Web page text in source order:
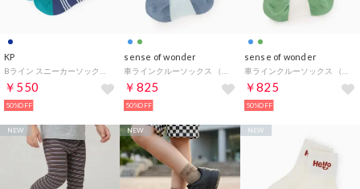
KP
￥550
50%OFF
sense of wonder
￥825
50%OFF
sense of wonder
￥825
50%OFF
NEW NEW NEW